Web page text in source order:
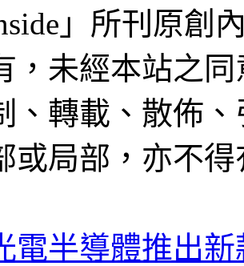
」所刊原創
，未經本站之
、轉載、散佈
或局部，亦不
電半導體推出